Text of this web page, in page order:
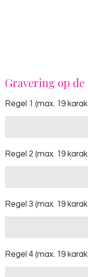
Gravering op
Regel 1 (max. 19
Regel 2 (max. 19
Regel 3 (max. 19
Regel 4 (max. 19